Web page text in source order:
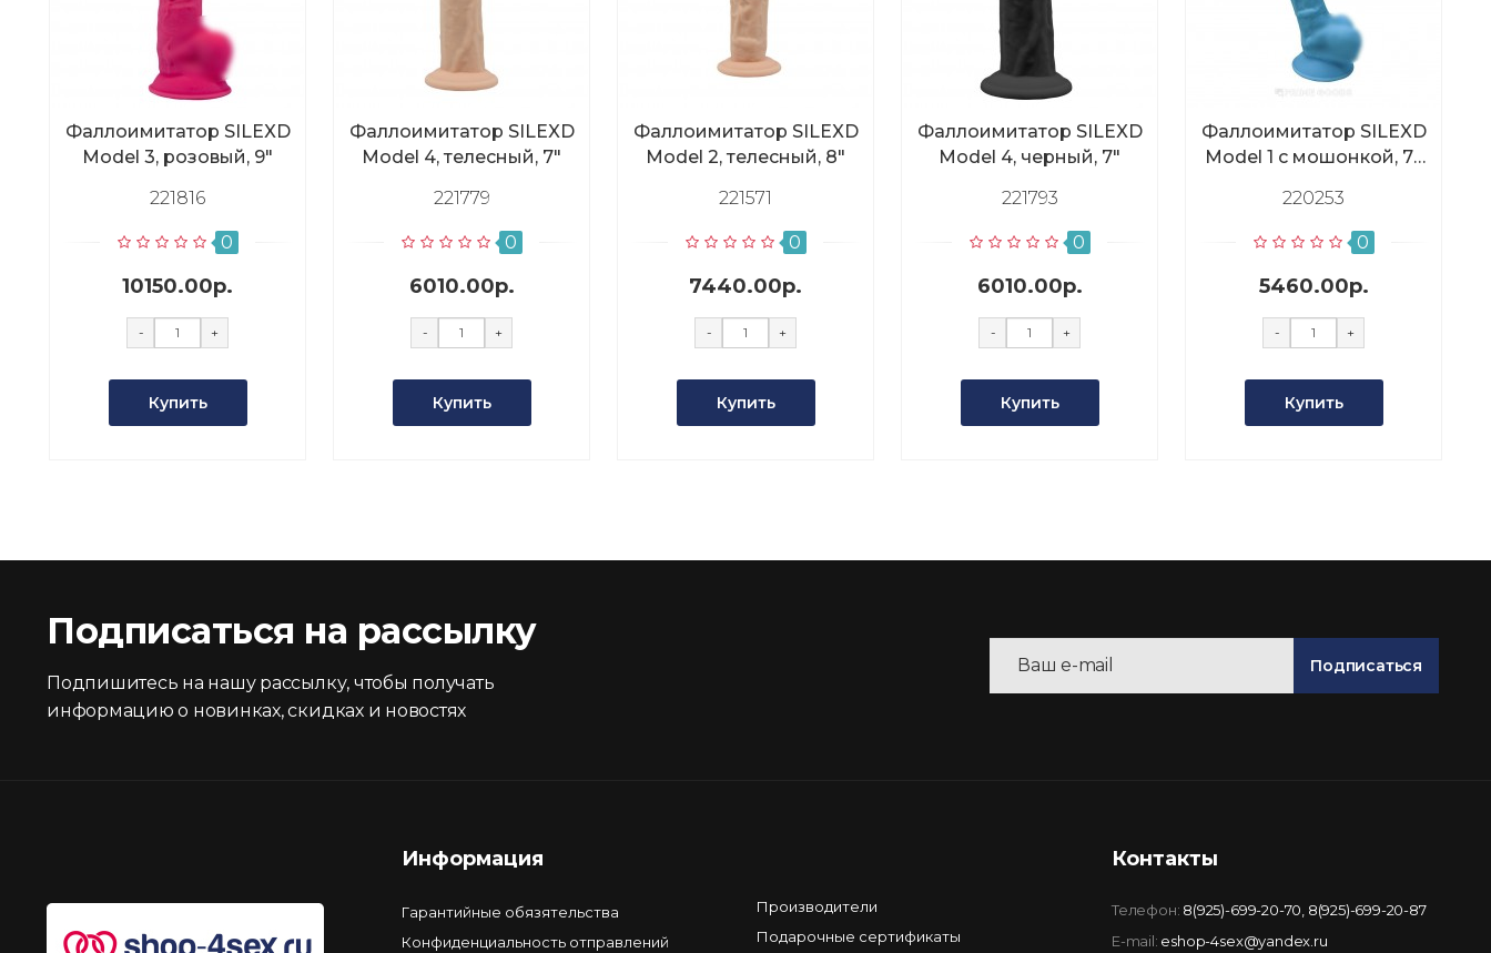
Фаллоимитатор SILEXD
Model 3, розовый, 9"
221816
0
10150.00р.
- +
Купить
Фаллоимитатор SILEXD
Model 4, телесный, 7"
221779
0
6010.00р.
- +
Купить
Фаллоимитатор SILEXD
Model 2, телесный, 8"
221571
0
7440.00р.
- +
Купить
Фаллоимитатор SILEXD
Model 4, черный, 7"
221793
0
6010.00р.
- +
Купить
Фаллоимитатор SILEXD
Model 1 с мошонкой, 7",
220253
0
5460.00р.
- +
Купить
Подписаться на рассылку
Подпишитесь на нашу рассылку, чтобы получать
информацию о новинках, скидках и новостях
Подписаться
Информация
Гарантийные обязятельства
Конфиденциальность отправлений
Производители
Подарочные сертификаты
Контакты
Телефон: 8(925)-699-20-70 8(925)-699-20-87
E-mail: eshop-4sex@yandex.ru